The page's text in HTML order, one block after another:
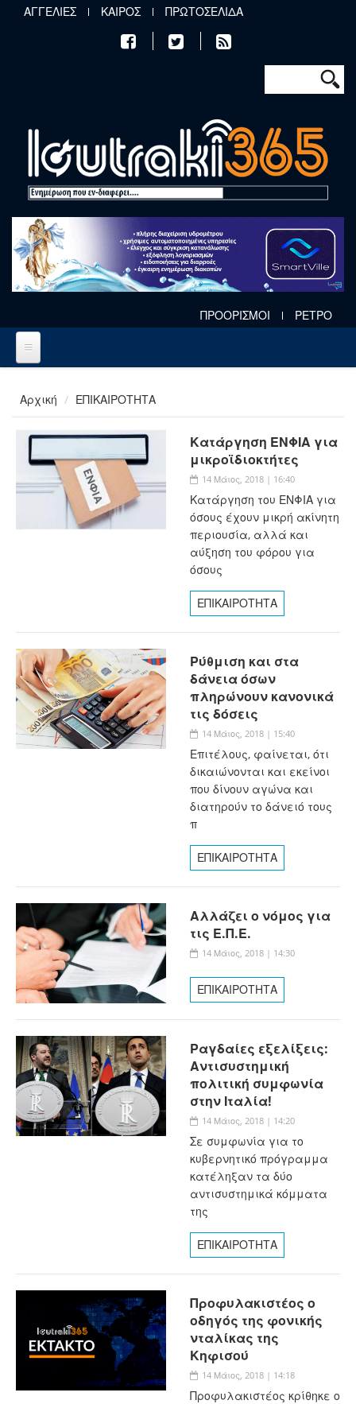
Παράκαμψη προς το κυρίως περιεχόμενο
ΑΓΓΕΛΙΕΣ ΚΑΙΡΟΣ ΠΡΩΤΟΣΕΛΙΔΑ
Φόρμα
Αναζήτηση
ΠΡΟΟΡΙΣΜΟΙ ΡΕΤΡΟ
Αρχική ΕΠΙΚΑΙΡΟΤΗΤΑ
Κατάργηση ΕΝΦΙΑ για
μικροϊδιοκτήτες
14 Μάιος, 2018 | 16:40
Κατάργηση του ΕΝΦΙΑ για
όσους έχουν μικρή ακίνητη
περιουσία, αλλά και
αύξηση του φόρου για
όσους
ΕΠΙΚΑΙΡΟΤΗΤΑ
Ρύθμιση και στα
δάνεια όσων
πληρώνουν κανονικά
τις δόσεις
14 Μάιος, 2018 | 15:40
Επιτέλους, φαίνεται, ότι
δικαιώνονται και εκείνοι
που δίνουν αγώνα και
διατηρούν το δάνειό τους
π
ΕΠΙΚΑΙΡΟΤΗΤΑ
Αλλάζει ο νόμος για
τις Ε.Π.Ε.
14 Μάιος, 2018 | 14:30
ΕΠΙΚΑΙΡΟΤΗΤΑ
Ραγδαίες εξελίξεις:
Αντισυστημική
πολιτική συμφωνία
στην Ιταλία!
14 Μάιος, 2018 | 14:20
Σε συμφωνία για το
κυβερνητικό πρόγραμμα
κατέληξαν τα δύο
αντισυστημικά κόμματα
της
ΕΠΙΚΑΙΡΟΤΗΤΑ
Προφυλακιστέος ο
οδηγός της φονικής
νταλίκας της
Κηφισού
14 Μάιος, 2018 | 14:18
Προφυλακιστέος κρίθηκε ο